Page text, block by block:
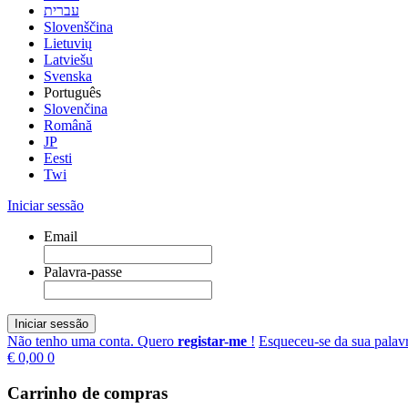
עברית
Slovenščina
Lietuvių
Latviešu
Svenska
Português
Slovenčina
Română
JP
Eesti
Twi
Iniciar sessão
Email
Palavra-passe
Iniciar sessão
Não tenho uma conta. Quero registar-me ! Esqueceu-se da sua
€ 0,00 0
Carrinho de compras